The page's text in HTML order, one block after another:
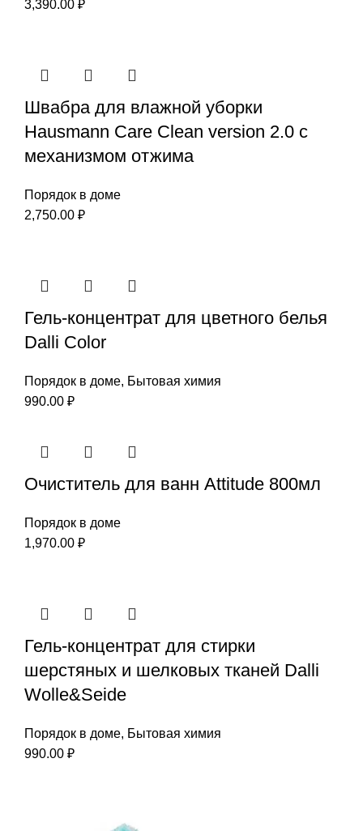
3,390.00 ₽
Швабра для влажной уборки
Hausmann Care Clean version 2.0 с
механизмом отжима
Порядок в доме
2,750.00 ₽
Гель-концентрат для цветного белья
Dalli Color
Порядок в доме, Бытовая химия
990.00 ₽
Очиститель для ванн Attitude 800мл
Порядок в доме
1,970.00 ₽
Гель-концентрат для стирки
шерстяных и шелковых тканей Dalli
Wolle&Seide
Порядок в доме, Бытовая химия
990.00 ₽